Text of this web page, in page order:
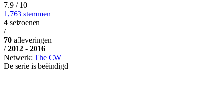
7.9 / 10
1,763 stemmen
4 seizoenen
/
70 afleveringen
/ 2012 - 2016
Netwerk: The CW
De serie is beëindigd